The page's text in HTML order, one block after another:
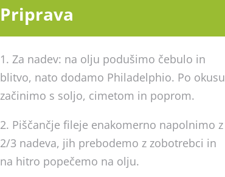
Priprava
1. Za nadev: na olju podušimo čebulo in
blitvo, nato dodamo Philadelphio. Po okusu
začinimo s soljo, cimetom in poprom.
2. Piščančje fileje enakomerno napolnimo z
2/3 nadeva, jih prebodemo z zobotrebci in
na hitro popečemo na olju.